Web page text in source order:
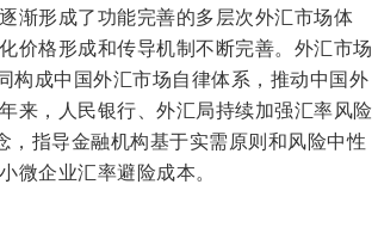
渐形成了功能完善的多层次外汇市场体
价格形成和传导机制不断完善。外汇市场
构成中国外汇市场自律体系，推动中国外
来，人民银行、外汇局持续加强汇率风险
，指导金融机构基于实需原则和风险中性
微企业汇率避险成本。